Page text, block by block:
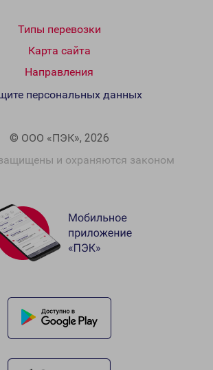
Типы перевозки
Карта сайта
Направления
© ООО «ПЭК», 2026
и охраняются законом
персональных данных